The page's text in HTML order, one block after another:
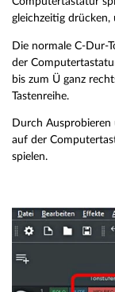
gleichzeitig drücken,
Die normale C-Dur-
der
bis zum Ü ganz
Tastenreihe.
Durch
auf der
spielen.